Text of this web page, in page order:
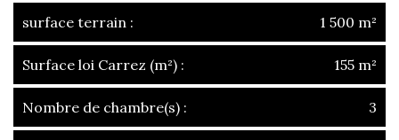
surface terrain : 1 500 m²
Surface loi Carrez (m²) : 155 m²
Nombre de chambre(s) : 3